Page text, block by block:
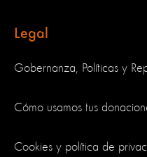
Legal
Gobernanza, Políticas y
Cómo usamos tus
Cookies y política de